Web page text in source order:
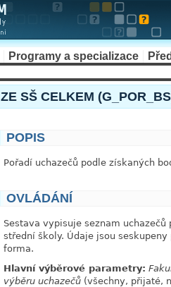
Programy a specializace
ZE SŠ CELKEM
POPIS
Pořadí uchazečů podle získaných
OVLÁDÁNÍ
Sestava vypisuje seznam
střední školy. Údaje jsou
forma.
Hlavní výběrové parametry:
výběru uchazečů (všechny, přijaté,